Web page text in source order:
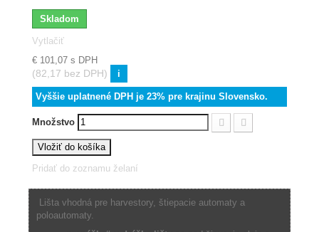
Skladom
Vytlačiť
€ 101,07 s DPH
(82,17 bez DPH) i
Vyššie uplatnené DPH je 23% pre krajinu Slovensko.
Množstvo
Vložiť do košíka
Pridať do zoznamu želaní
Lišta vhodná pre harvestory, štiepacie automaty a
poloautomaty.